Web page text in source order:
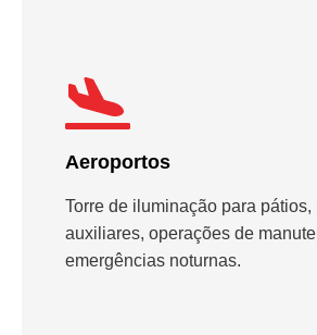
Aeroportos
Torre de iluminação para pátios,
auxiliares, operações de
emergências noturnas.